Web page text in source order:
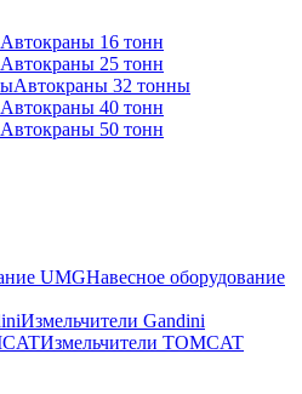
Автокраны 16 тонн
Автокраны 25 тонн
Автокраны 32 тонны
Автокраны 40 тонн
Автокраны 50 тонн
Навесное оборудование
Измельчители Gandini
Измельчители TOMCAT